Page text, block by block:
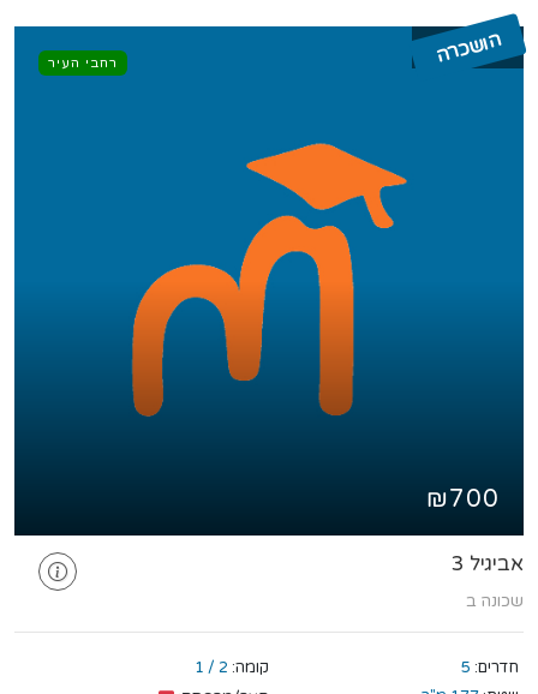
רחבי העיר הושכרה
₪700
אביגיל 3
שכונה ב
חדרים: 5 קומה: 2 / 1